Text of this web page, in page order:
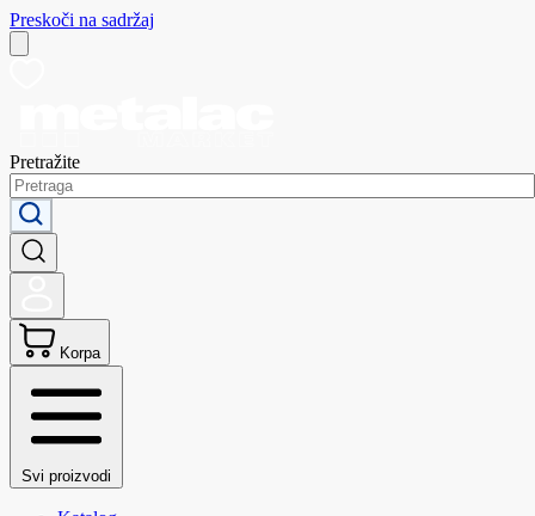
Preskoči na sadržaj
Pretražite
Korpa
Svi proizvodi